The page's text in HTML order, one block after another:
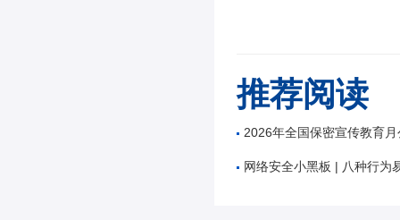
推荐阅读
2026年全国保密宣传教育
网络安全小黑板 | 八种行为易造